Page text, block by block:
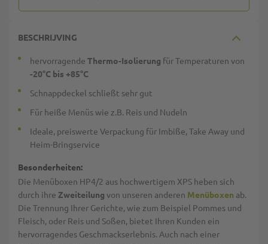
BESCHRIJVING
hervorragende Thermo-Isolierung für Temperaturen von
-20°C bis +85°C
Schnappdeckel schließt sehr gut
Für heiße Menüs wie z.B. Reis und Nudeln
Ideale, preiswerte Verpackung für Imbiße, Take Away und
Heim-Bringservice
Besonderheiten:
Die Menüboxen HP4/2 aus hochwertigem XPS heben sich
durch ihre Zweiteilung von unseren anderen Menüboxen ab.
Die Trennung Ihrer Gerichte, wie zum Beispiel Pommes und
Fleisch, oder Reis und Soßen, bietet Ihren Kunden ein
hervorragendes Geschmackserlebnis. Auch nach einer